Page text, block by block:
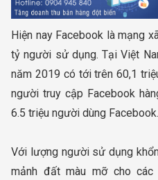
Hiện nay Facebook là mạng
tỷ người sử dụng. Tại Việt
năm 2019 có tới trên 60,1
người truy cập Facebook
6.5 triệu người dùng Facebook.
Với lượng người sử dụng
mảnh đất màu mỡ cho các